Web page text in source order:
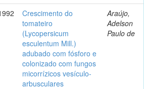
Crescimento do
tomateiro
(Lycopersicum
esculentum Mill.)
adubado com fósforo e
colonizado com fungos
micorrízicos vesículo-
arbusculares
Araújo,
Adelson
Paulo de